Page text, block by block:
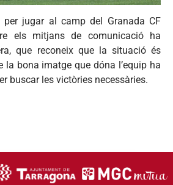
jugar al camp del Granada CF
els mitjans de comunicació ha
que reconeix que la situació és
la bona imatge que dóna l’equip ha
buscar les victòries necessàries.